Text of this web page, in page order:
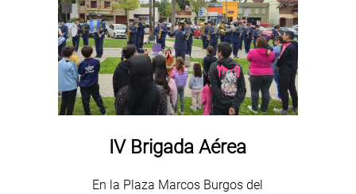
IV Brigada Aérea
En la Plaza Marcos Burgos del